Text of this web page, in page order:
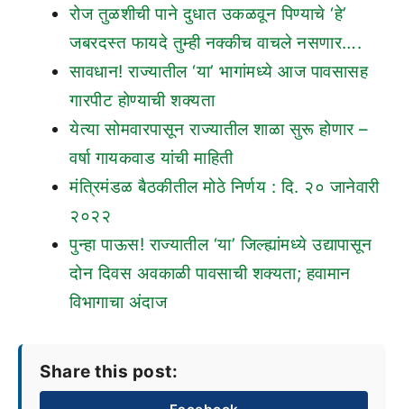
रोज तुळशीची पाने दुधात उकळवून पिण्याचे ‘हे’
जबरदस्त फायदे तुम्ही नक्कीच वाचले नसणार….
सावधान! राज्यातील ‘या’ भागांमध्ये आज पावसासह
गारपीट होण्याची शक्यता
येत्या सोमवारपासून राज्यातील शाळा सुरू होणार –
वर्षा गायकवाड यांची माहिती
मंत्रिमंडळ बैठकीतील मोठे निर्णय : दि. २० जानेवारी
२०२२
पुन्हा पाऊस! राज्यातील ‘या’ जिल्ह्यांमध्ये उद्यापासून
दोन दिवस अवकाळी पावसाची शक्यता; हवामान
विभागाचा अंदाज
Share this post: